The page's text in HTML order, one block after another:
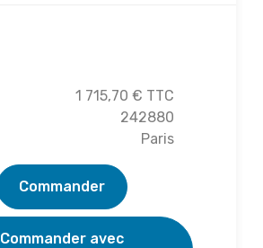
1 715,70 € TTC
242880
Paris
Commander
Commander avec